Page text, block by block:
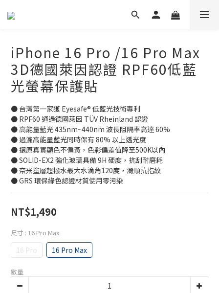
iPhone 16 Pro /16 Pro Max
3D德國萊因認證 RPF60低藍
光螢幕保護貼
● 台灣第一家獲 Eyesafe® 低藍光技術專利
● RPF60 通過德國萊因 TÜV Rheinland 認證
● 高能量藍光 435nm~440nm 波長阻隔率高達 60%
● 過濾高能量藍光同時保有 80% 以上透光度
● 還原真實顯色不偏黃，色彩偏差值降至500K以內
● SOLID-EX2 強化玻璃具備 9H 硬度，抗刮耐磨耗
● 奈米塗層超撥水最大水滴角120度，滑順抗指紋
● GRS 環保綠色認證材質使用零污染
NT$1,490
尺寸 : 16 Pro Max
16 Pro 16 Pro Max
數量